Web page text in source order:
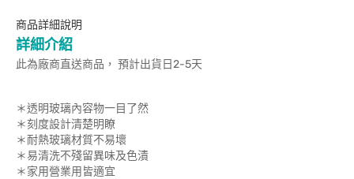
商品詳細說明
詳細介紹
此為廠商直送商品， 預計出貨日2-5天
＊透明玻璃內容物一目了然
＊刻度設計清楚明瞭
＊耐熱玻璃材質不易壞
＊易清洗不殘留異味及色漬
＊家用營業用皆適宜